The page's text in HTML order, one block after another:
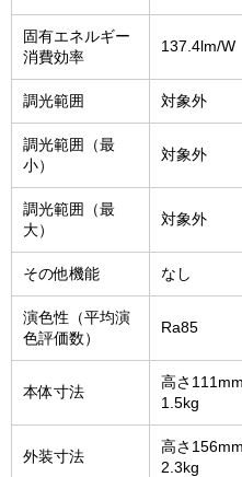
固有エネルギー
消費効率
137.4lm/W
調光範囲 対象外
調光範囲（最
小）
対象外
調光範囲（最
大）
対象外
その他機能 なし
演色性（平均演
色評価数）
Ra85
本体寸法
高さ
1.5kg
外装寸法
高さ
2.3kg